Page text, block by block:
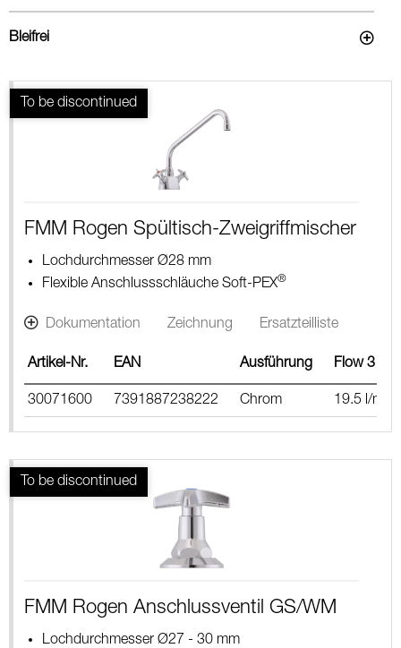
Bleifrei
FMM Rogen Spültisch-Zweigriffmischer
Lochdurchmesser Ø28 mm
Flexible Anschlussschläuche Soft-PEX®
Dokumentation Zeichnung Ersatzteilliste
Artikel-Nr. EAN Ausführung Flow 3 bar
30071600 7391887238222 Chrom 19.5 l/m
FMM Rogen Anschlussventil GS/WM
Lochdurchmesser Ø27 - 30 mm